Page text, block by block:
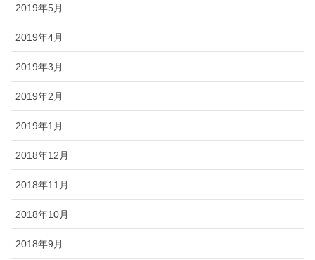
2019年5月
2019年4月
2019年3月
2019年2月
2019年1月
2018年12月
2018年11月
2018年10月
2018年9月